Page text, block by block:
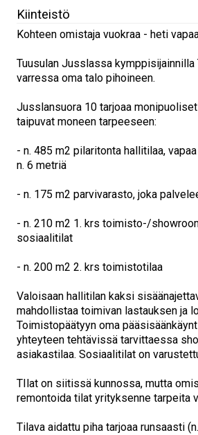
Kiinteistö
Kohteen omistaja vuokraa - heti
Tuusulan Jusslassa kymppisijainnilla
varressa oma talo pihoineen.
Jusslansuora 10 tarjoaa
taipuvat moneen tarpeeseen:
- n. 485 m2 pilaritonta hallitilaa,
n. 6 metriä
- n. 175 m2 parvivarasto, joka
- n. 210 m2 1. krs toimisto-/
sosiaalitilat
- n. 200 m2 2. krs toimistotilaa
Valoisaan hallitilan kaksi
mahdollistaa toimivan lastauksen ja
Toimistopäätyyn oma
yhteyteen tehtävissä tarvittaessa
asiakastilaa. Sosiaalitilat on
TIlat on siitissä kunnossa, mutta
remontoida tilat yrityksenne tarpeita
Tilava aidattu piha tarjoaa runsaasti